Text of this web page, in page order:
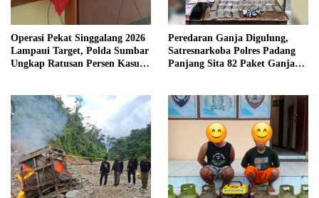
Operasi Pekat Singgalang 2026
Lampaui Target, Polda Sumbar
Ungkap Ratusan Persen Kasus
Peredaran Ganja Digulung,
Satresnarkoba Polres Padang
Panjang Sita 82 Paket Ganja